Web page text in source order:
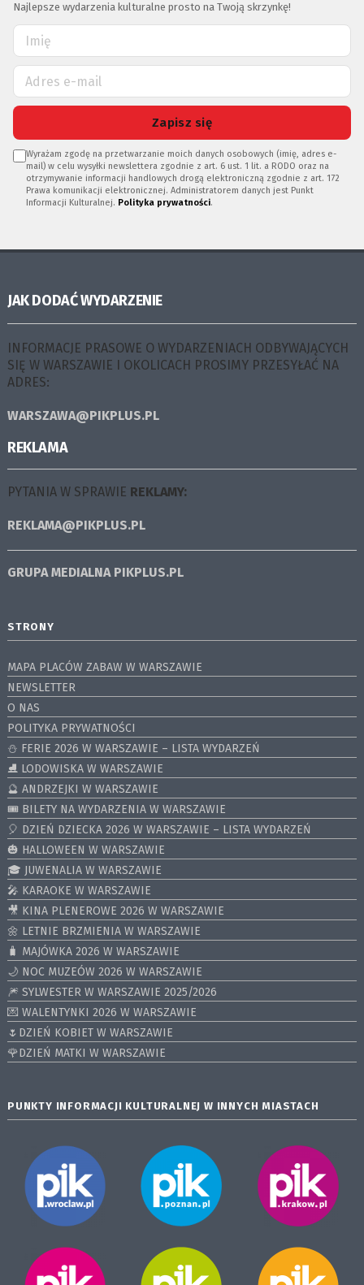
Najlepsze wydarzenia kulturalne prosto na Twoją skrzynkę!
Zapisz się
Wyrażam zgodę na przetwarzanie moich danych osobowych (imię, adres e-
mail) w celu wysyłki newslettera zgodnie z art. 6 ust. 1 lit. a RODO oraz na
otrzymywanie informacji handlowych drogą elektroniczną zgodnie z art. 172
Prawa komunikacji elektronicznej. Administratorem danych jest Punkt
Informacji Kulturalnej. Polityka prywatności.
JAK DODAĆ WYDARZENIE
INFORMACJE PRASOWE O WYDARZENIACH ODBYWAJĄCYCH
SIĘ W WARSZAWIE I OKOLICACH PROSIMY PRZESYŁAĆ NA
ADRES:
WARSZAWA@PIKPLUS.PL
REKLAMA
PYTANIA W SPRAWIE REKLAMY:
REKLAMA@PIKPLUS.PL
GRUPA MEDIALNA PIKPLUS.PL
STRONY
MAPA PLACÓW ZABAW W WARSZAWIE
NEWSLETTER
O NAS
POLITYKA PRYWATNOŚCI
⛄️ FERIE 2026 W WARSZAWIE – LISTA WYDARZEŃ
⛸ LODOWISKA W WARSZAWIE
🔮 ANDRZEJKI W WARSZAWIE
🎟️ BILETY NA WYDARZENIA W WARSZAWIE
🎈 DZIEŃ DZIECKA 2026 W WARSZAWIE – LISTA WYDARZEŃ
🎃 HALLOWEEN W WARSZAWIE
🎓 JUWENALIA W WARSZAWIE
🎤 KARAOKE W WARSZAWIE
🎥 KINA PLENEROWE 2026 W WARSZAWIE
🌼 LETNIE BRZMIENIA W WARSZAWIE
🧳 MAJÓWKA 2026 W WARSZAWIE
🌙 NOC MUZEÓW 2026 W WARSZAWIE
🎆 SYLWESTER W WARSZAWIE 2025/2026
💌 WALENTYNKI 2026 W WARSZAWIE
🌷DZIEŃ KOBIET W WARSZAWIE
🌹DZIEŃ MATKI W WARSZAWIE
PUNKTY INFORMACJI KULTURALNEJ W INNYCH MIASTACH